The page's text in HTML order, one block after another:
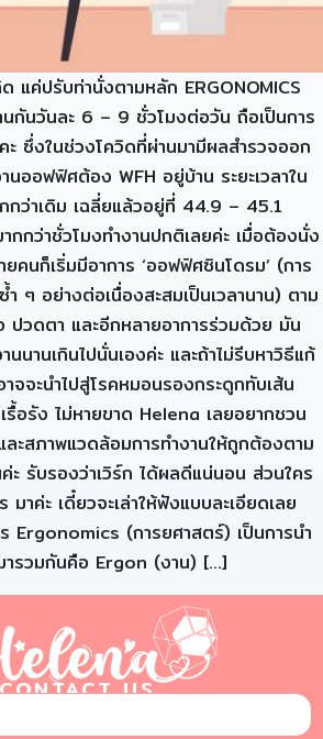
แค่ปรับท่านั่งตามหลัก ERGONOMICS
กันวันละ 6 – 9 ชั่วโมงต่อวัน ถือเป็นการ
ะ ซึ่งในช่วงโควิดที่ผ่านมามีผลสำรวจออก
นออฟฟิศต้อง WFH อยู่บ้าน ระยะเวลาใน
กว่าเดิม เฉลี่ยแล้วอยู่ที่ 44.9 – 45.1
กกว่าชั่วโมงทำงานปกติเลยค่ะ เมื่อต้องนั่ง
คนก็เริ่มมีอาการ ‘ออฟฟิศซินโดรม’ (การ
ำ ๆ อย่างต่อเนื่องสะสมเป็นเวลานาน) ตาม
วดตา และอีกหลายอาการร่วมด้วย มัน
นนานเกินไปนั่นเองค่ะ และถ้าไม่รีบหาวิธีแก้
จจะนำไปสู่โรคหมอนรองกระดูกทับเส้น
รื้อรัง ไม่หายขาด Helena เลยอยากชวน
ะสภาพแวดล้อมการทำงานให้ถูกต้องตาม
รับรองว่าเวิร์ก ได้ผลดีแน่นอน ส่วนใคร
มาค่ะ เดี๋ยวจะเล่าให้ฟังแบบละเอียดเลย
ร Ergonomics (การยศาสตร์) เป็นการนำ
ารวมกันคือ Ergon (งาน) […]
CONTACT US